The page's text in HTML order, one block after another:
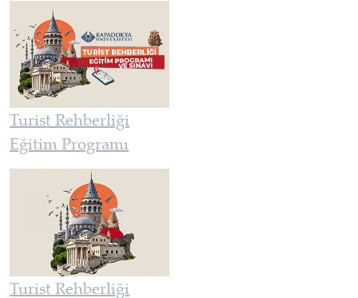
Turist Rehberliği
Eğitim Programı
Turist Rehberliği